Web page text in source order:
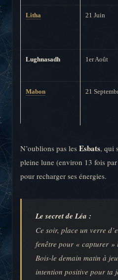
Litha 21 Juin
Lughnasadh 1er Août
Mabon 21
N’oublions pas les Esbats, qui
pleine lune (environ 13 fois
pour recharger ses énergies.
Le secret de Léa :
Ce soir, place un verre
fenêtre pour « capturer »
Bois-le demain matin à
intention positive pour ta